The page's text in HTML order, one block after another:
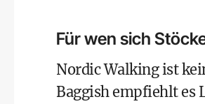
Für wen sich
Nordic Walking ist
Baggish empfiehlt es